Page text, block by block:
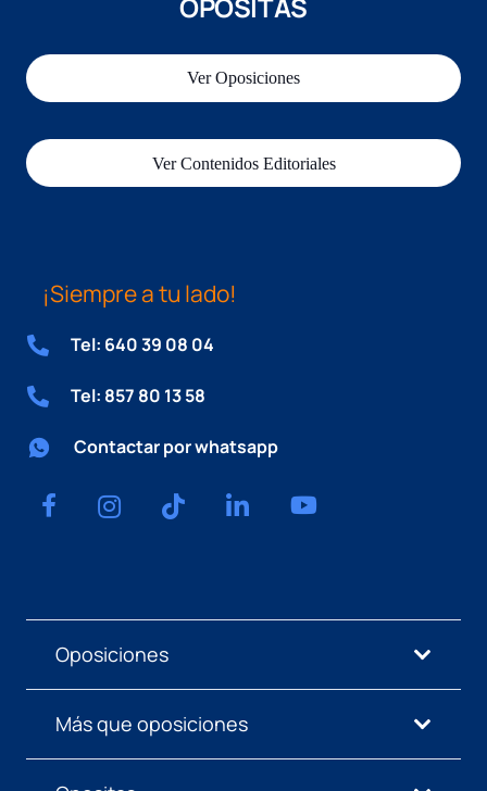
Ver Oposiciones
Ver Contenidos Editoriales
¡Siempre a tu lado!
Tel: 640 39 08 04
Tel: 857 80 13 58
Contactar por whatsapp
Oposiciones
Más que oposiciones